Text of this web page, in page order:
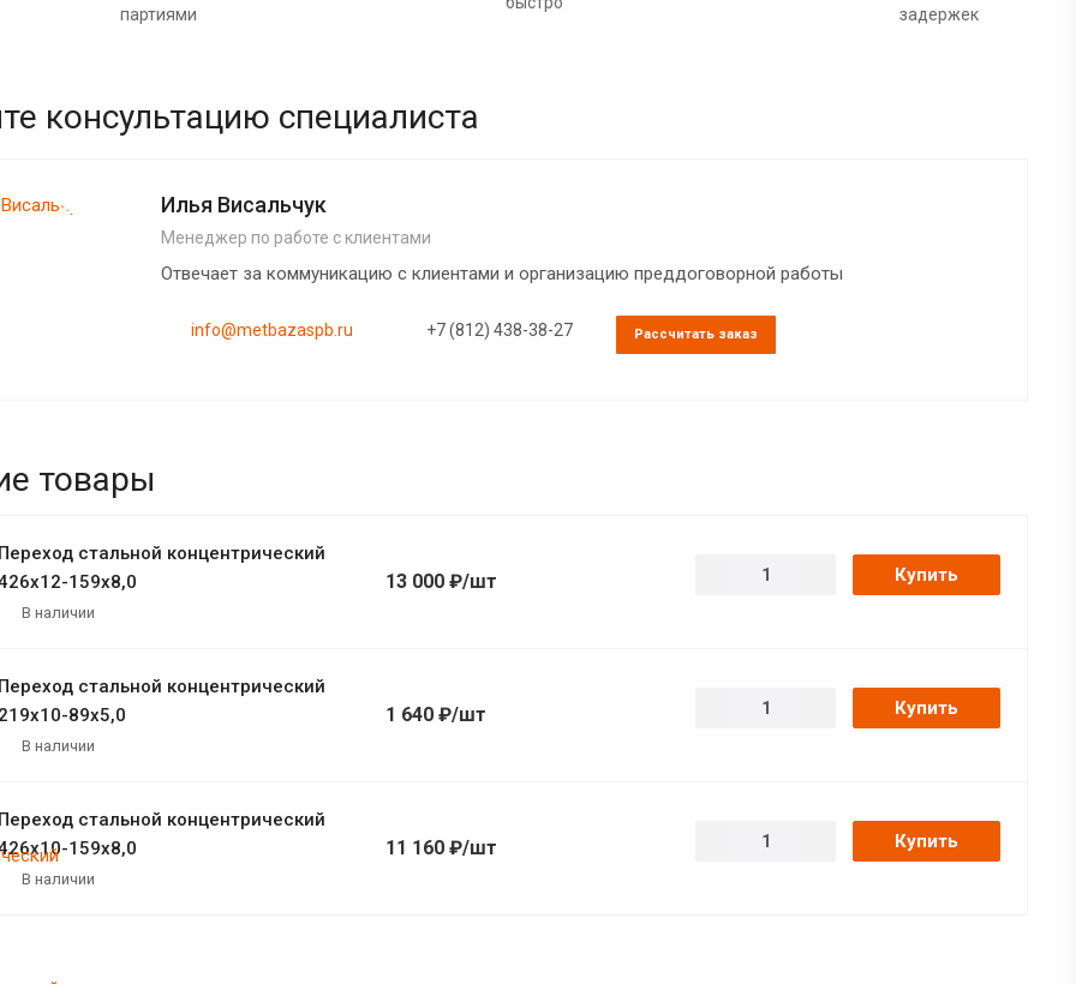
партиями
задержек
консультацию специалиста
Илья Висальчук
Менеджер по работе с клиентами
Отвечает за коммуникацию с клиентами и организацию преддоговорной работы
info@metbazaspb.ru +7 (812) 438-38-27 Рассчитать заказ
товары
стальной концентрический
159х8,0
В наличии
13 000 ₽/шт Купить
стальной концентрический
89х5,0
В наличии
1 640 ₽/шт Купить
стальной концентрический
159х8,0
В наличии
11 160 ₽/шт Купить